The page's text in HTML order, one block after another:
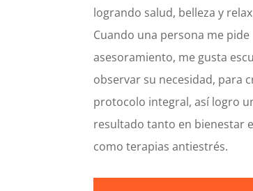
logrando salud, belleza y
Cuando una persona me pide
asesoramiento, me gusta
observar su necesidad, para
protocolo integral, así logro
resultado tanto en bienestar
como terapias antiestrés.